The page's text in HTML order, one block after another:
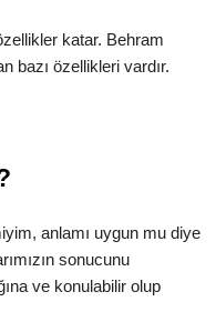
katar. Behram
bazı özellikleri vardır.
anlamı uygun mu diye
sonucunu
ve konulabilir olup